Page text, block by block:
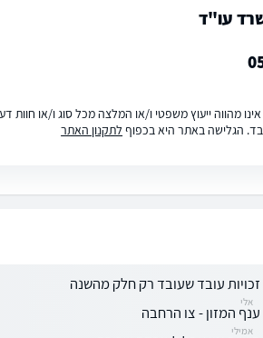
עו"ד
מהווה ייעוץ משפטי ו/או המלצה מכל סוג ו/או
הגלישה באתר היא בכפוף לתקנון האתר
זכויות עובד שעובד רק חלק מהשנה
אלי
ענף המזון - צו הרחבה
אמילי